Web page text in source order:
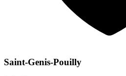
Saint-Genis-Pouilly